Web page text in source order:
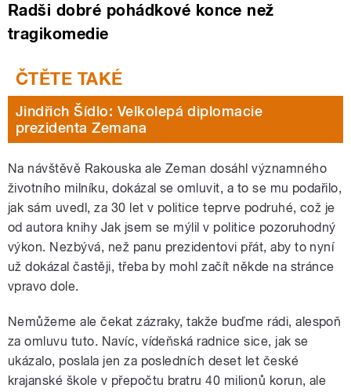
Radši dobré pohádkové konce než
tragikomedie
Jindřich Šídlo: Velkolepá diplomacie
prezidenta Zemana
Na návštěvě Rakouska ale Zeman dosáhl významného
životního milníku, dokázal se omluvit, a to se mu podařilo,
jak sám uvedl, za 30 let v politice teprve podruhé, což je
od autora knihy Jak jsem se mýlil v politice pozoruhodný
výkon. Nezbývá, než panu prezidentovi přát, aby to nyní
už dokázal častěji, třeba by mohl začít někde na stránce
vpravo dole.
Nemůžeme ale čekat zázraky, takže buďme rádi, alespoň
za omluvu tuto. Navíc, vídeňská radnice sice, jak se
ukázalo, poslala jen za posledních deset let české
krajanské škole v přepočtu bratru 40 milionů korun, ale